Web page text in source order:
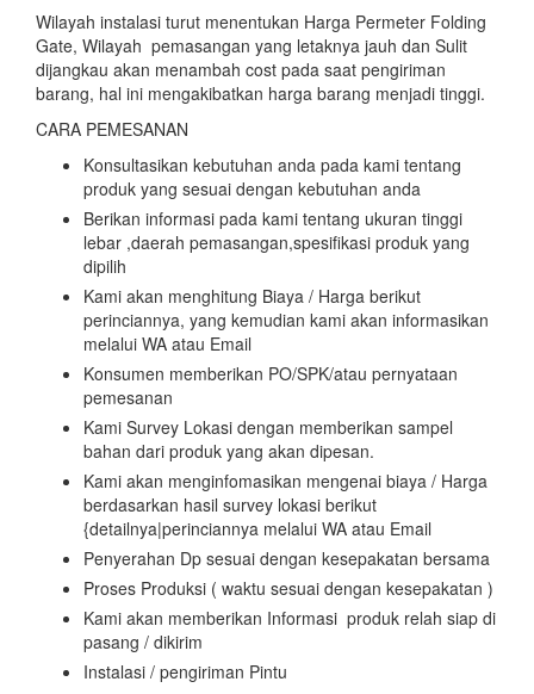
Wilayah instalasi turut menentukan Harga Permeter Folding
Gate, Wilayah pemasangan yang letaknya jauh dan Sulit
dijangkau akan menambah cost pada saat pengiriman
barang, hal ini mengakibatkan harga barang menjadi tinggi.
CARA PEMESANAN
Konsultasikan kebutuhan anda pada kami tentang
produk yang sesuai dengan kebutuhan anda
Berikan informasi pada kami tentang ukuran tinggi
lebar ,daerah pemasangan,spesifikasi produk yang
dipilih
Kami akan menghitung Biaya / Harga berikut
perinciannya, yang kemudian kami akan informasikan
melalui WA atau Email
Konsumen memberikan PO/SPK/atau pernyataan
pemesanan
Kami Survey Lokasi dengan memberikan sampel
bahan dari produk yang akan dipesan.
Kami akan menginfomasikan mengenai biaya / Harga
berdasarkan hasil survey lokasi berikut
{detailnya|perinciannya melalui WA atau Email
Penyerahan Dp sesuai dengan kesepakatan bersama
Proses Produksi ( waktu sesuai dengan kesepakatan )
Kami akan memberikan Informasi produk relah siap di
pasang / dikirim
Instalasi / pengiriman Pintu